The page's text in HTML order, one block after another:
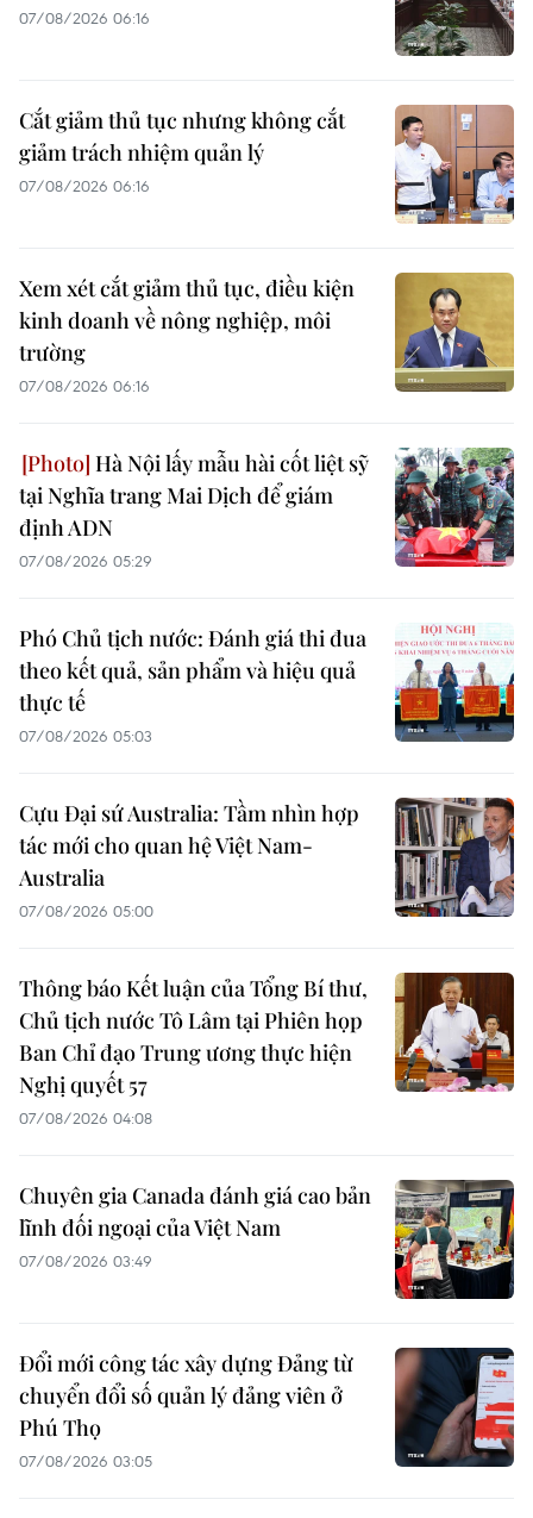
07/08/2026 06:16
Cắt giảm thủ tục nhưng không cắt
giảm trách nhiệm quản lý
07/08/2026 06:16
Xem xét cắt giảm thủ tục, điều kiện
kinh doanh về nông nghiệp, môi
trường
07/08/2026 06:16
Hà Nội lấy mẫu hài cốt liệt sỹ
tại Nghĩa trang Mai Dịch để giám
định ADN
07/08/2026 05:29
Phó Chủ tịch nước: Đánh giá thi đua
theo kết quả, sản phẩm và hiệu quả
thực tế
07/08/2026 05:03
Cựu Đại sứ Australia: Tầm nhìn hợp
tác mới cho quan hệ Việt Nam-
Australia
07/08/2026 05:00
Thông báo Kết luận của Tổng Bí thư,
Chủ tịch nước Tô Lâm tại Phiên họp
Ban Chỉ đạo Trung ương thực hiện
Nghị quyết 57
07/08/2026 04:08
Chuyên gia Canada đánh giá cao bản
lĩnh đối ngoại của Việt Nam
07/08/2026 03:49
Đổi mới công tác xây dựng Đảng từ
chuyển đổi số quản lý đảng viên ở
Phú Thọ
07/08/2026 03:05